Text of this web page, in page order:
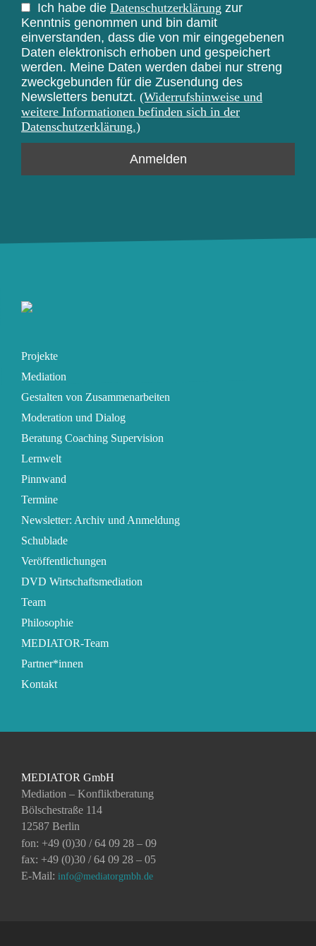
Ich habe die Datenschutzerklärung zur
Kenntnis genommen und bin damit
einverstanden, dass die von mir eingegebenen
Daten elektronisch erhoben und gespeichert
werden. Meine Daten werden dabei nur streng
zweckgebunden für die Zusendung des
Newsletters benutzt. (Widerrufshinweise und
weitere Informationen befinden sich in der
Datenschutzerklärung.)
Projekte
Mediation
Gestalten von Zusammenarbeiten
Moderation und Dialog
Beratung Coaching Supervision
Lernwelt
Pinnwand
Termine
Newsletter: Archiv und Anmeldung
Schublade
Veröffentlichungen
DVD Wirtschaftsmediation
Team
Philosophie
MEDIATOR-Team
Partner*innen
Kontakt
MEDIATOR GmbH
Mediation – Konfliktberatung
Bölschestraße 114
12587 Berlin
fon: +49 (0)30 / 64 09 28 – 09
fax: +49 (0)30 / 64 09 28 – 05
E-Mail: info@mediatorgmbh.de